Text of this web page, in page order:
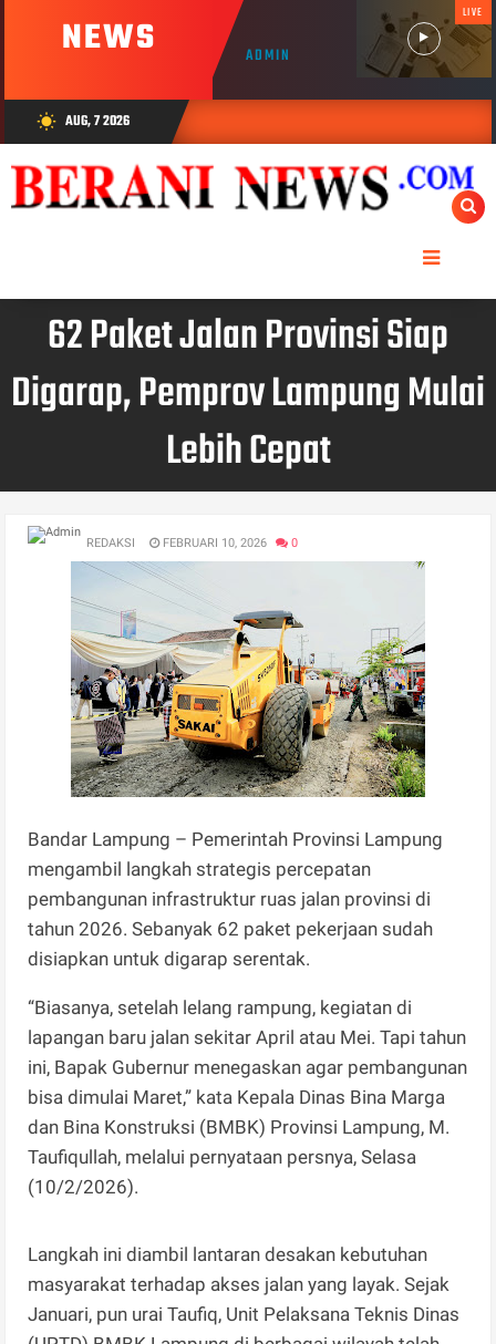
NEWS ADMIN
LIVE
wb_sunny AUG, 7 2026
62 Paket Jalan Provinsi Siap
Digarap, Pemprov Lampung Mulai
Lebih Cepat
REDAKSI FEBRUARI 10, 2026 0
Bandar Lampung – Pemerintah Provinsi Lampung
mengambil langkah strategis percepatan
pembangunan infrastruktur ruas jalan provinsi di
tahun 2026. Sebanyak 62 paket pekerjaan sudah
disiapkan untuk digarap serentak.
“Biasanya, setelah lelang rampung, kegiatan di
lapangan baru jalan sekitar April atau Mei. Tapi tahun
ini, Bapak Gubernur menegaskan agar pembangunan
bisa dimulai Maret,” kata Kepala Dinas Bina Marga
dan Bina Konstruksi (BMBK) Provinsi Lampung, M.
Taufiqullah, melalui pernyataan persnya, Selasa
(10/2/2026).
Langkah ini diambil lantaran desakan kebutuhan
masyarakat terhadap akses jalan yang layak. Sejak
Januari, pun urai Taufiq, Unit Pelaksana Teknis Dinas